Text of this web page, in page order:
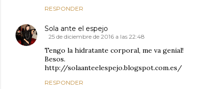
RESPONDER
Sola ante el espejo
25 de diciembre de 2016 a las 22:48
Tengo la hidratante corporal, me va genial!
Besos.
http://solaanteelespejo.blogspot.com.es/
RESPONDER